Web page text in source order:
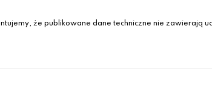
że publikowane dane techniczne nie